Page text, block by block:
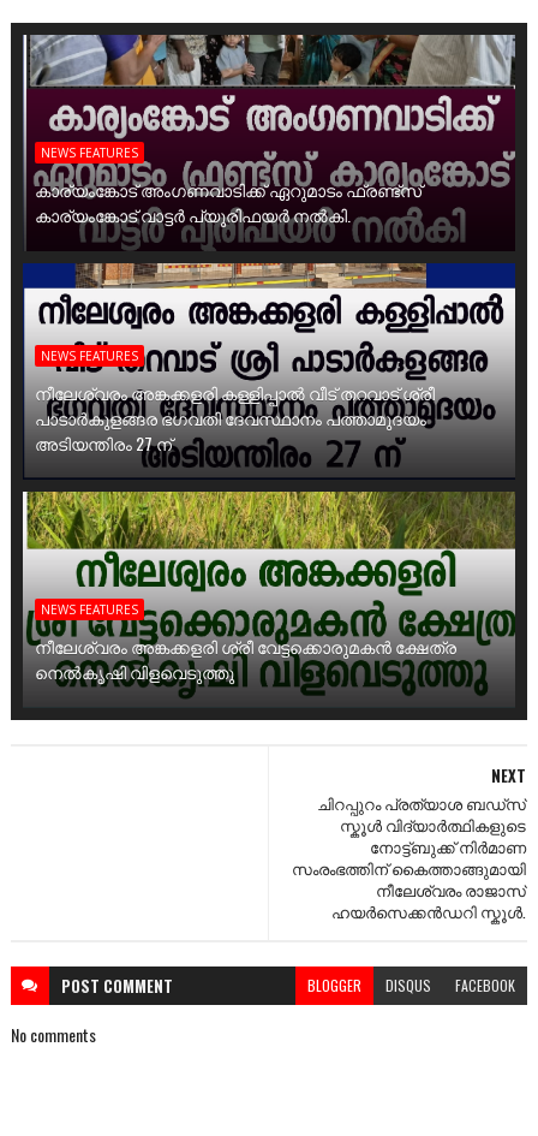
NEWS FEATURES
കാര്യംങ്കോട് അംഗണവാടിക്ക് ഏറുമാടം ഫ്രണ്ട്സ്
കാര്യംങ്കോട് വാട്ടർ പ്യൂരിഫയർ നൽകി.
NEWS FEATURES
നീലേശ്വരം അങ്കക്കളരി കള്ളിപ്പാൽ വീട് തറവാട് ശ്രീ
പാടാർകുളങ്ങര ഭഗവതി ദേവസ്ഥാനം പത്താമുദയം
അടിയന്തിരം 27 ന്
NEWS FEATURES
നീലേശ്വരം അങ്കക്കളരി ശ്രീ വേട്ടക്കൊരുമകൻ ക്ഷേത്ര
നെൽകൃഷി വിളവെടുത്തു
NEXT
ചിറപ്പുറം പ്രത്യാശ ബഡ്സ്
സ്കൂൾ വിദ്യാർത്ഥികളുടെ
നോട്ട്ബുക്ക് നിർമാണ
സംരംഭത്തിന് കൈത്താങ്ങുമായി
നീലേശ്വരം രാജാസ്
ഹയർസെക്കൻഡറി സ്കൂൾ.
POST COMMENT BLOGGER DISQUS FACEBOOK
No comments